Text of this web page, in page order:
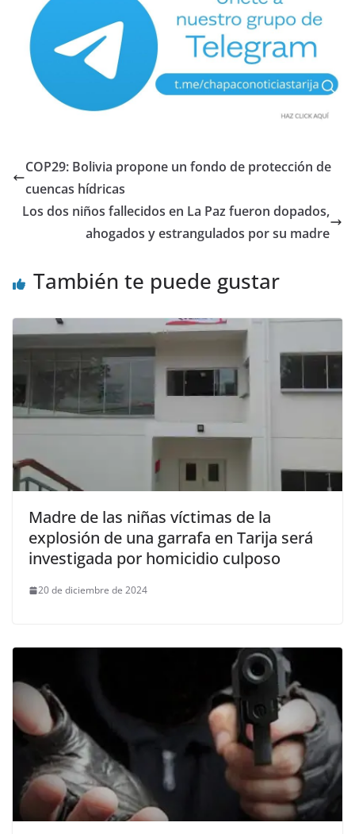
COP29: Bolivia propone un fondo de protección de
cuencas hídricas
Los dos niños fallecidos en La Paz fueron dopados,
ahogados y estrangulados por su madre
También te puede gustar
Madre de las niñas víctimas de la
explosión de una garrafa en Tarija será
investigada por homicidio culposo
20 de diciembre de 2024